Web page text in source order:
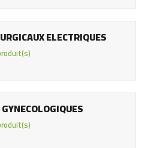
ELECTRIQUES